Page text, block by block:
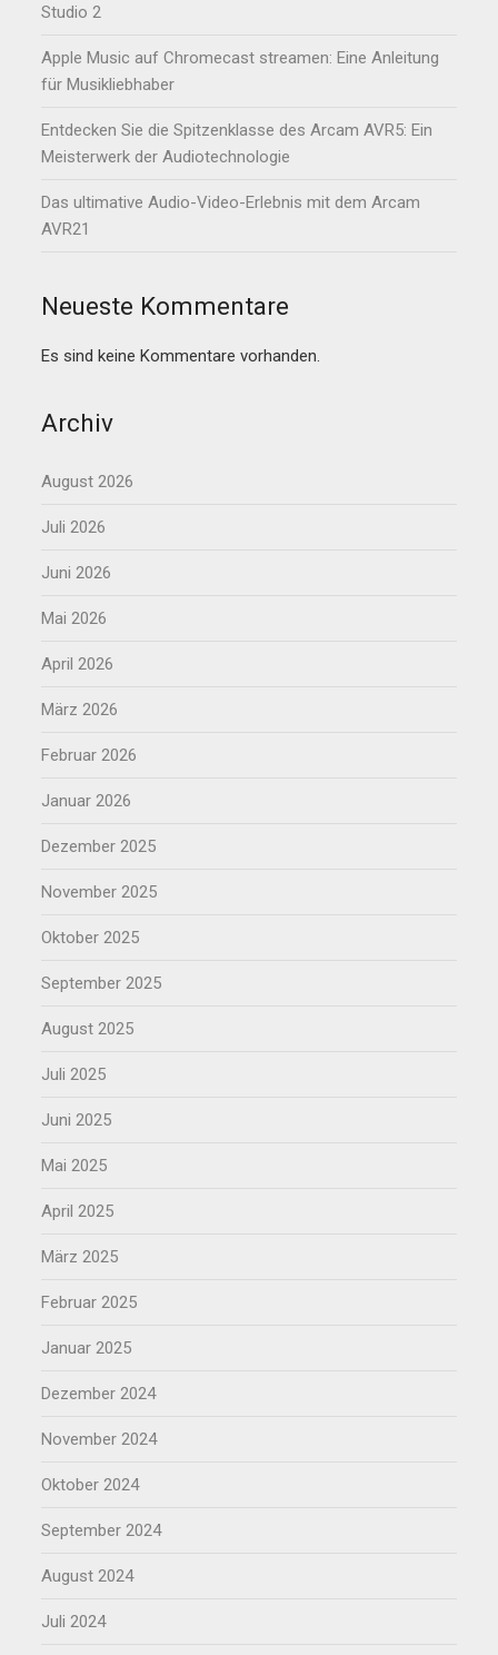
Studio 2
Apple Music auf Chromecast streamen: Eine Anleitung
für Musikliebhaber
Entdecken Sie die Spitzenklasse des Arcam AVR5: Ein
Meisterwerk der Audiotechnologie
Das ultimative Audio-Video-Erlebnis mit dem Arcam
AVR21
Neueste Kommentare
Es sind keine Kommentare vorhanden.
Archiv
August 2026
Juli 2026
Juni 2026
Mai 2026
April 2026
März 2026
Februar 2026
Januar 2026
Dezember 2025
November 2025
Oktober 2025
September 2025
August 2025
Juli 2025
Juni 2025
Mai 2025
April 2025
März 2025
Februar 2025
Januar 2025
Dezember 2024
November 2024
Oktober 2024
September 2024
August 2024
Juli 2024